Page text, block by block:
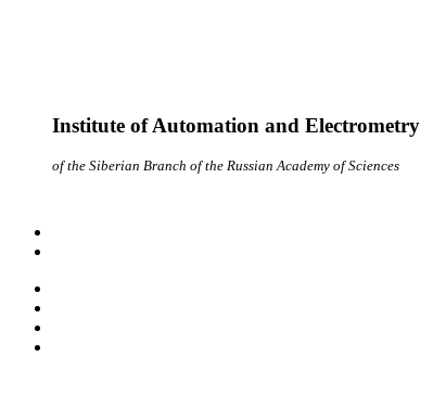
Institute of Automation and Electrometry
of the Siberian Branch of the Russian Academy of Sciences